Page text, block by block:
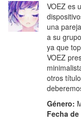
VOEZ es
una
a su
ya que
VOEZ
otros
Género:
Fecha